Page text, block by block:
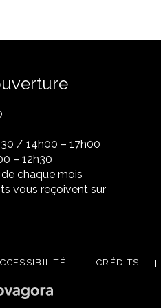
/ 14h00 – 17h00
– 12h30
chaque mois
vous reçoivent sur
CRÉDITS